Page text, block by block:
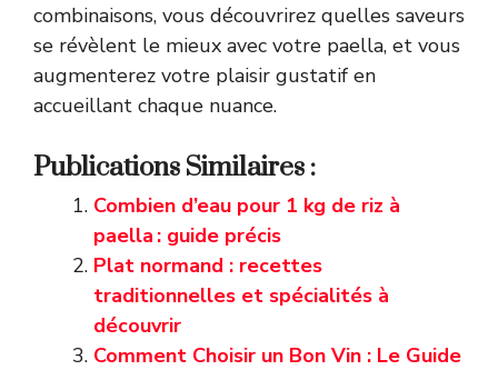
combinaisons, vous découvrirez quelles saveurs
se révèlent le mieux avec votre paella, et vous
augmenterez votre plaisir gustatif en
accueillant chaque nuance.
Publications Similaires :
Combien d’eau pour 1 kg de riz à
paella : guide précis
Plat normand : recettes
traditionnelles et spécialités à
découvrir
Comment Choisir un Bon Vin : Le Guide